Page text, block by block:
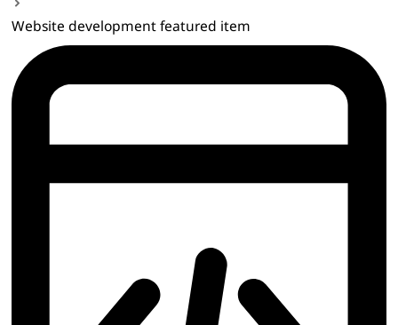
Website development featured item